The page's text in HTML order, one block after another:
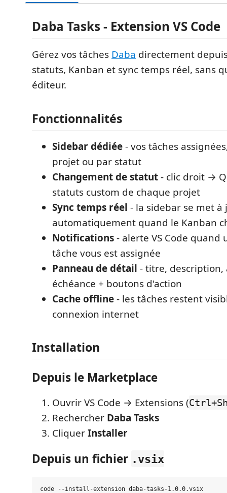
Daba Tasks - Extension VS Code
Gérez vos tâches Daba directement depuis
statuts, Kanban et sync temps réel, sans
éditeur.
Fonctionnalités
Sidebar dédiée- vos tâches
projet ou par statut
Changement de statut- clic droit →
statuts custom de chaque projet
Sync temps réel - la sidebar se met à
automatiquement quand le Kanban
Notifications- alerte VS Code quand
tâche vous est assignée
Panneau de détail - titre, description,
échéance + boutons d'action
Cache offline- les tâches restent
connexion internet
Installation
Depuis le Marketplace
Ouvrir VS Code → Extensions (
Rechercher Daba Tasks
CliquerInstaller
Depuis un fichier .vsix